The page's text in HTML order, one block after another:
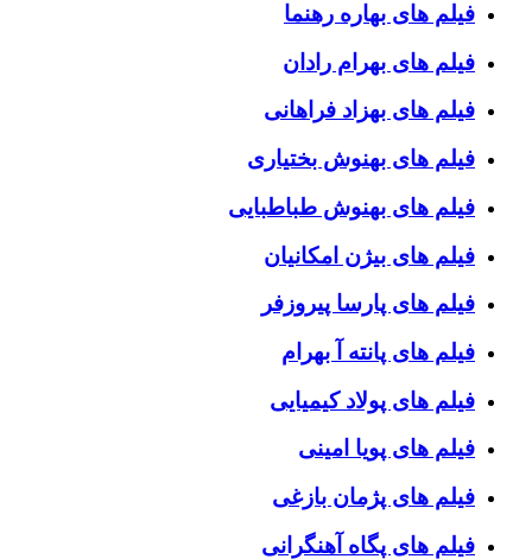
فیلم های بهاره رهنما
فیلم های بهرام رادان
فیلم های بهزاد فراهانی
فیلم های بهنوش بختیاری
فیلم های بهنوش طباطبایی
فیلم های بیژن امکانیان
فیلم های پارسا پیروزفر
فیلم های پانته آ بهرام
فیلم های پولاد کیمیایی
فیلم های پویا امینی
فیلم های پژمان بازغی
فیلم های پگاه آهنگرانی